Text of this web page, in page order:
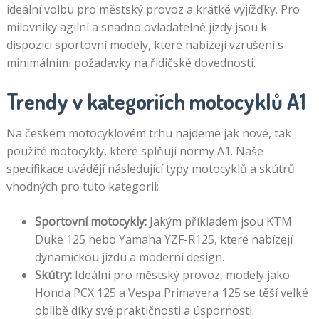
ideální volbu pro městský provoz a krátké vyjížďky. Pro
milovníky agilní a snadno ovladatelné jízdy jsou k
dispozici sportovní modely, které nabízejí vzrušení s
minimálními požadavky na řidičské dovednosti.
Trendy v kategoriích motocyklů A1
Na českém motocyklovém trhu najdeme jak nové, tak
použité motocykly, které splňují normy A1. Naše
specifikace uvádějí následující typy motocyklů a skútrů
vhodných pro tuto kategorii:
Sportovní motocykly:Jakým příkladem jsou KTM
Duke 125 nebo Yamaha YZF-R125, které nabízejí
dynamickou jízdu a moderní design.
Skútry:Ideální pro městský provoz, modely jako
Honda PCX 125 a Vespa Primavera 125 se těší velké
oblibě díky své praktičnosti a úspornosti.